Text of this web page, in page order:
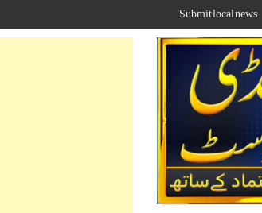
Submit local news